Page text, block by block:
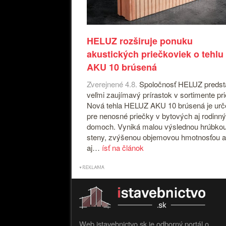
HELUZ rozširuje ponuku
akustických priečkoviek o tehlu
AKU 10 brúsená
Zverejnené 4.8. Spoločnosť HELUZ
veľmi zaujímavý prírastok v sortimente
Nová tehla HELUZ AKU 10 brúsená je
pre nenosné priečky v bytových aj
domoch. Vyniká malou výslednou
steny, zvýšenou objemovou hmotnosťou
aj… ísť na článok
Web istavebnictvo.sk je odborný portál o